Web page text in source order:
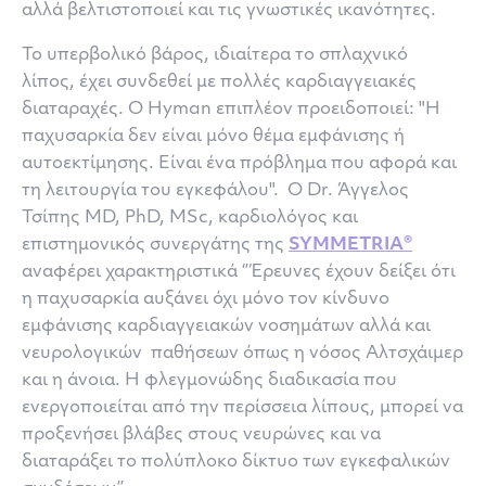
αλλά βελτιστοποιεί και τις γνωστικές ικανότητες.
Το υπερβολικό βάρος, ιδιαίτερα το σπλαχνικό
λίπος, έχει συνδεθεί με πολλές καρδιαγγειακές
διαταραχές. Ο Hyman επιπλέον προειδοποιεί: "Η
παχυσαρκία δεν είναι μόνο θέμα εμφάνισης ή
αυτοεκτίμησης. Είναι ένα πρόβλημα που αφορά και
τη λειτουργία του εγκεφάλου". Ο Dr. Άγγελος
Τσίπης MD, PhD, MSc, καρδιολόγος και
επιστημονικός συνεργάτης της SYMMETRIA®
αναφέρει χαρακτηριστικά ‘’Έρευνες έχουν δείξει ότι
η παχυσαρκία αυξάνει όχι μόνο τον κίνδυνο
εμφάνισης καρδιαγγειακών νοσημάτων αλλά και
νευρολογικών παθήσεων όπως η νόσος Αλτσχάιμερ
και η άνοια. Η φλεγμονώδης διαδικασία που
ενεργοποιείται από την περίσσεια λίπους, μπορεί να
προξενήσει βλάβες στους νευρώνες και να
διαταράξει το πολύπλοκο δίκτυο των εγκεφαλικών